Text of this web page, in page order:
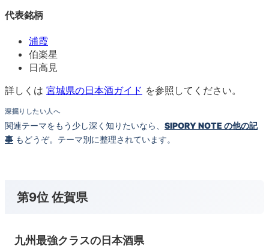
代表銘柄
浦霞
伯楽星
日高見
詳しくは 宮城県の日本酒ガイド を参照してください。
深掘りしたい人へ
関連テーマをもう少し深く知りたいなら、 SIPORY NOTE の他の記
事 もどうぞ。テーマ別に整理されています。
第9位 佐賀県
九州最強クラスの日本酒県